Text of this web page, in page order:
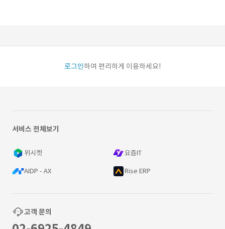
로그인하여 편리하게 이용하세요!
서비스 전체보기
위시켓 요즘IT
AIDP - AX Rise ERP
고객 문의